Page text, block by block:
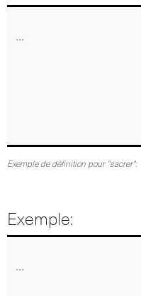
Exemple de définition pour "sacrer":
Exemple: